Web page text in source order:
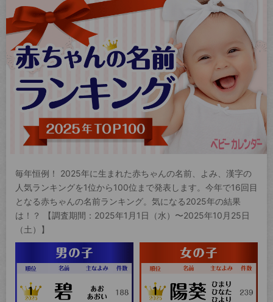
毎年恒例！ 2025年に生まれた赤ちゃんの名前、よみ、漢字の
人気ランキングを1位から100位まで発表します。今年で16回目
となる赤ちゃんの名前ランキング。気になる2025年の結果
は！？ 【調査期間：2025年1月1日（水）〜2025年10月25日
（土）】